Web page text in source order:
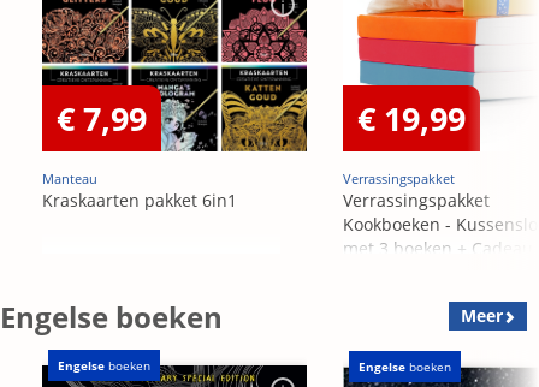
€ 7,99
Manteau
Kraskaarten pakket 6in1
€ 19,99
Verrassingspakket
Verrassingspakket
Kookboeken -
met 3 boeken + Cadeau
Engelse boeken Meer
Engelse boeken Engelse boeken